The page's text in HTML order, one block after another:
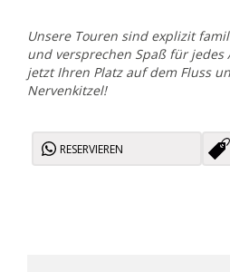
Unsere Touren sind explizit
und versprechen Spaß für jedes
jetzt Ihren Platz auf dem Fluss
Nervenkitzel!
RESERVIEREN